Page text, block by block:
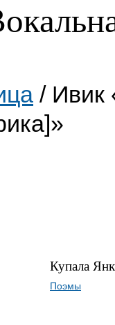
/ Ивик
Купала
Поэмы